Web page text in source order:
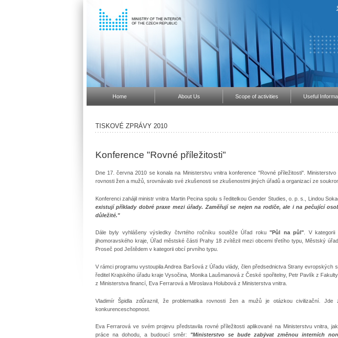
Home About Us Scope of activities Useful
TISKOVÉ ZPRÁVY 2010
Konference "Rovné příležitosti"
Dne 17. června 2010 se konala na Ministerstvu vnitra konference "Rovné příležitosti".
rovnosti žen a mužů, srovnávalo své zkušenosti se zkušenostmi jiných úřadů a organizací ze
Konferenci zahájil ministr vnitra Martin Pecina spolu s ředitelkou Gender Studies, o. p. s., Lindou
existují příklady dobré praxe mezi úřady. Zaměřují se nejen na rodiče, ale i na pečující
důležité."
Dále byly vyhlášeny výsledky čtvrtého ročníku soutěže Úřad roku "Půl na půl" . V
jihomoravského kraje, Úřad městské části Prahy 18 zvítězil mezi obcemi třetího typu, Městský
Proseč pod Ještědem v kategorii obcí prvního typu.
V rámci programu vystoupila Andrea Baršová z Úřadu vlády, člen předsednictva Strany evropských
ředitel Krajského úřadu kraje Vysočina, Monika Laušmanová z České spořitelny, Petr Pavlík z
z Ministerstva financí, Eva Ferrarová a Miroslava Holubová z Ministerstva vnitra.
Vladimír Špidla zdůraznil, že problematika rovnosti žen a mužů je otázkou civilizační. Jde
konkurenceschopnost.
Eva Ferrarová ve svém projevu představila rovné příležitosti aplikované na Ministerstvu vnitra,
práce na dohodu, a budoucí směr: "Ministerstvo se bude zabývat změnou interních